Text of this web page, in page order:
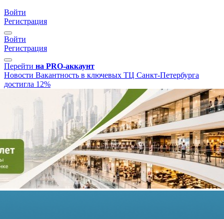
Войти
Регистрация
Войти
Регистрация
Перейти на PRO-аккаунт
Новости Вакантность в ключевых ТЦ Санкт-Петербурга
достигла 12%